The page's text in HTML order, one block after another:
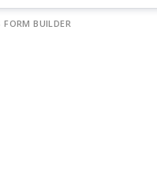
FORM BUILDER